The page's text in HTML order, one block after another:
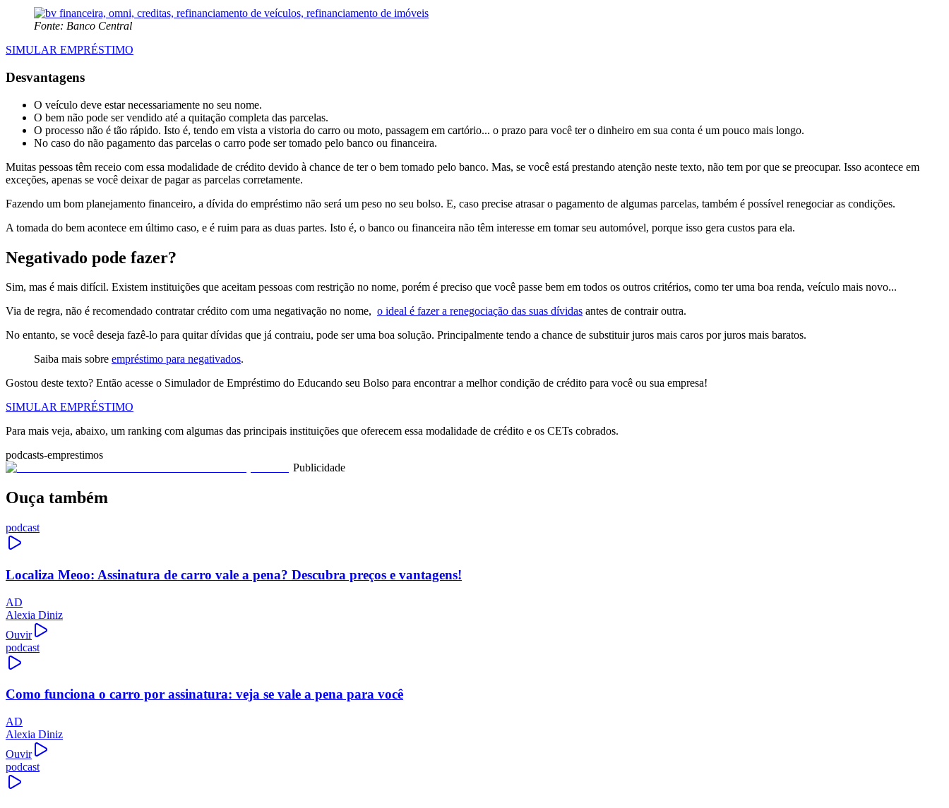
Fonte: Banco Central
SIMULAR EMPRÉSTIMO
Desvantagens
O veículo deve estar necessariamente no seu nome.
O bem não pode ser vendido até a quitação completa das parcelas.
O processo não é tão rápido. Isto é, tendo em vista a vistoria do carro ou moto, passagem em cartório... o prazo para você ter o dinheiro em sua conta é um pouco mais longo.
No caso do não pagamento das parcelas o carro pode ser tomado pelo banco ou financeira.
Muitas pessoas têm receio com essa modalidade de crédito devido à chance de ter o bem tomado pelo banco. Mas, se você está prestando atenção neste texto, não tem por que se preocupar. Isso acontece em
exceções, apenas se você deixar de pagar as parcelas corretamente.
Fazendo um bom planejamento financeiro, a dívida do empréstimo não será um peso no seu bolso. E, caso precise atrasar o pagamento de algumas parcelas, também é possível renegociar as condições.
A tomada do bem acontece em último caso, e é ruim para as duas partes. Isto é, o banco ou financeira não têm interesse em tomar seu automóvel, porque isso gera custos para ela.
Negativado pode fazer?
Sim, mas é mais difícil. Existem instituições que aceitam pessoas com restrição no nome, porém é preciso que você passe bem em todos os outros critérios, como ter uma boa renda, veículo mais novo...
Via de regra, não é recomendado contratar crédito com uma negativação no nome, o ideal é fazer a renegociação das suas dívidas antes de contrair outra.
No entanto, se você deseja fazê-lo para quitar dívidas que já contraiu, pode ser uma boa solução. Principalmente tendo a chance de substituir juros mais caros por juros mais baratos.
Saiba mais sobre empréstimo para negativados.
Gostou deste texto? Então acesse o Simulador de Empréstimo do Educando seu Bolso para encontrar a melhor condição de crédito para você ou sua empresa!
SIMULAR EMPRÉSTIMO
Para mais veja, abaixo, um ranking com algumas das principais instituições que oferecem essa modalidade de crédito e os CETs cobrados.
podcasts-emprestimos
Publicidade
Ouça também
podcast
Localiza Meoo: Assinatura de carro vale a pena? Descubra preços e vantagens!
AD
Alexia Diniz
Ouvir
podcast
Como funciona o carro por assinatura: veja se vale a pena para você
AD
Alexia Diniz
Ouvir
podcast